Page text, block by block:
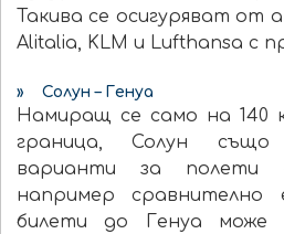
Такива се осигуряват от
Alitalia, KLM и Lufthansa с
» Солун – Генуа
Намиращ се само на 140
граница, Солун също
варианти за полети
например сравнително
билети до Генуа